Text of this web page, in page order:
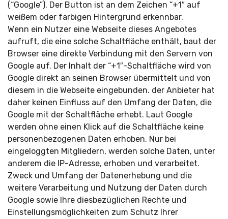
(“Google”). Der Button ist an dem Zeichen “+1″ auf
weißem oder farbigen Hintergrund erkennbar.
Wenn ein Nutzer eine Webseite dieses Angebotes
aufruft, die eine solche Schaltfläche enthält, baut der
Browser eine direkte Verbindung mit den Servern von
Google auf. Der Inhalt der “+1″-Schaltfläche wird von
Google direkt an seinen Browser übermittelt und von
diesem in die Webseite eingebunden. der Anbieter hat
daher keinen Einfluss auf den Umfang der Daten, die
Google mit der Schaltfläche erhebt. Laut Google
werden ohne einen Klick auf die Schaltfläche keine
personenbezogenen Daten erhoben. Nur bei
eingeloggten Mitgliedern, werden solche Daten, unter
anderem die IP-Adresse, erhoben und verarbeitet.
Zweck und Umfang der Datenerhebung und die
weitere Verarbeitung und Nutzung der Daten durch
Google sowie Ihre diesbezüglichen Rechte und
Einstellungsmöglichkeiten zum Schutz Ihrer